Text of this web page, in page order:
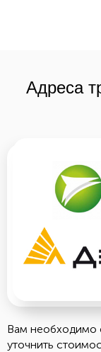
Адреса
Вам необходимо
уточнить